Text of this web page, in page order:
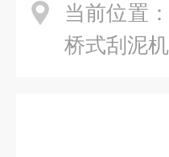
当前位置：
桥式刮泥机